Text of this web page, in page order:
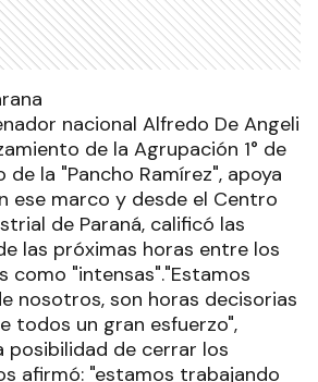
nacional Alfredo De Angeli
de la Agrupación 1° de
la "Pancho Ramírez", apoya
ese marco y desde el Centro
de Paraná, calificó las
las próximas horas entre los
como "intensas"."Estamos
nosotros, son horas decisorias
todos un gran esfuerzo",
posibilidad de cerrar los
afirmó: "estamos trabajando